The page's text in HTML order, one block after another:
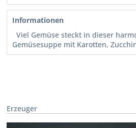
Informationen
Viel Gemüse steckt in dieser
Gemüsesuppe mit Karotten,
Erzeuger